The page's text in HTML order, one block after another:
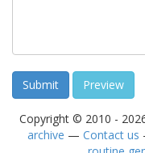
Copyright © 2010 -
archive — Contact us